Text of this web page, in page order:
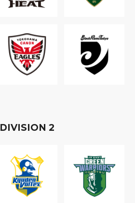
DIVISION 2